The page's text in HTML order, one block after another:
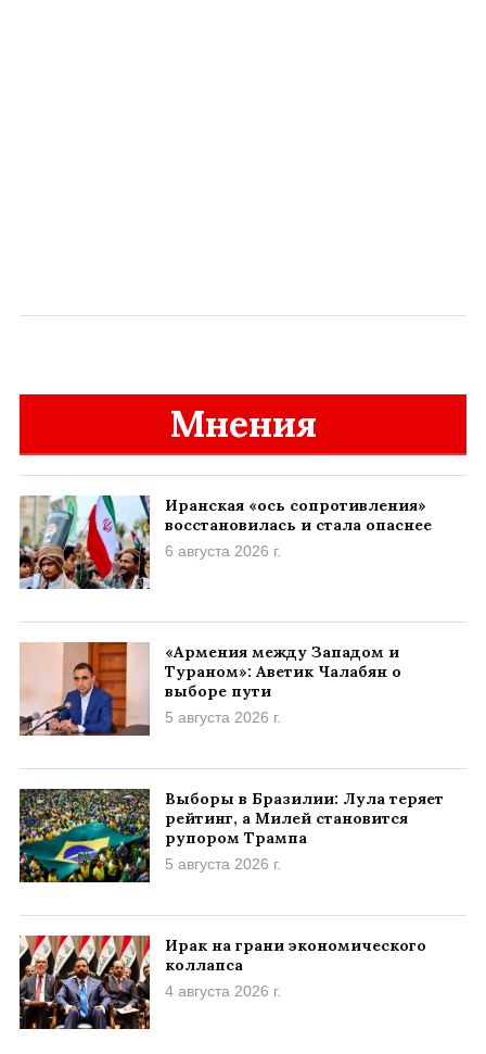
Мнения
Иранская «ось сопротивления»
восстановилась и стала опаснее
6 августа 2026 г.
«Армения между Западом и
Тураном»: Аветик Чалабян о
выборе пути
5 августа 2026 г.
Выборы в Бразилии: Лула теряет
рейтинг, а Милей становится
рупором Трампа
5 августа 2026 г.
Ирак на грани экономического
коллапса
4 августа 2026 г.